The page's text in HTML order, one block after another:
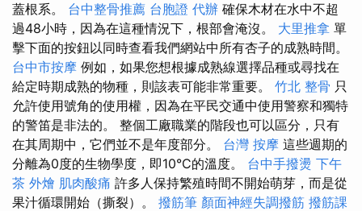
蓋根系。 台中整骨推薦 台胞證 代辦 確保木材在水中不超
過48小時，因為在這種情況下，根部會淹沒。 大里推拿 單
擊下面的按鈕以同時查看我們網站中所有杏子的成熟時間。
台中市按摩 例如，如果您想根據成熟線選擇品種或尋找在
給定時期成熟的物種，則該表可能非常重要。 竹北 整骨 只
允許使用號角的使用權，因為在平民交通中使用警察和獨特
的警笛是非法的。 整個工廠職業的階段也可以區分，只有
在其周期中，它們並不是年度部分。 台灣 按摩 這些週期的
分離為0度的生物學度，即10°C的溫度。 台中手撥燙 下午
茶 外燴 肌肉酸痛 許多人保持繁殖時間不開始萌芽，而是從
果汁循環開始（撕裂）。 撥筋筆 顏面神經失調撥筋 撥筋課